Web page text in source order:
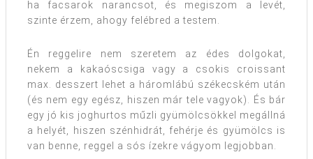
ha facsarok narancsot, és megiszom a levét,
szinte érzem, ahogy felébred a testem.
Én reggelire nem szeretem az édes dolgokat,
nekem a kakaóscsiga vagy a csokis croissant
max. desszert lehet a háromlábú székecském után
(és nem egy egész, hiszen már tele vagyok). És bár
egy jó kis joghurtos műzli gyümölcsökkel megállná
a helyét, hiszen szénhidrát, fehérje és gyümölcs is
van benne, reggel a sós ízekre vágyom legjobban.